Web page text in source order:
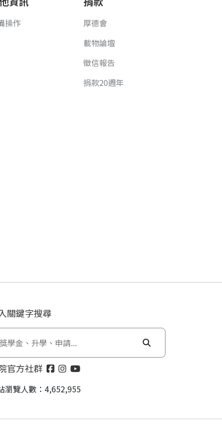
操作
厚德會
載物論壇
徵信報告
捐款20週年
關鍵字搜尋
官方社群
瀏覽人數：4,652,955